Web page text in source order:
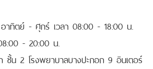
อาทิตย์ - ศุกร์ เวลา 08:00 - 18:00 น.
- 20:00 น.
น 2 โรงพยาบาลบางปะกอก 9 อินเตอร์